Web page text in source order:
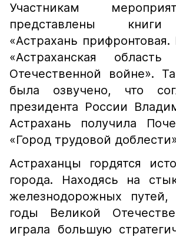
Участникам
представлены книги
«Астрахань прифронтовая.
«Астраханская
Отечественной войне».
была озвучено, что
президента России
Астрахань получила
«Город трудовой
Астраханцы гордятся
города. Находясь на
железнодорожных путей,
годы Великой
играла большую